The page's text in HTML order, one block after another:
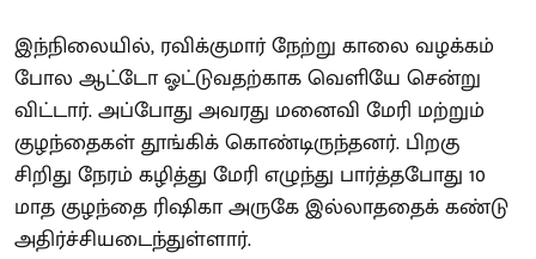
இந்நிலையில், ரவிக்குமார் நேற்று காலை வழக்கம்
போல ஆட்டோ ஓட்டுவதற்காக வெளியே சென்று
விட்டார். அப்போது அவரது மனைவி மேரி மற்றும்
குழந்தைகள் தூங்கிக் கொண்டிருந்தனர். பிறகு
சிறிது நேரம் கழித்து மேரி எழுந்து பார்த்தபோது 10
மாத குழந்தை ரிஷிகா அருகே இல்லாததைக் கண்டு
அதிர்ச்சியடைந்துள்ளார்.